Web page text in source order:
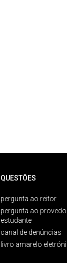
QUESTÕES
pergunta ao reitor
pergunta ao
estudante
canal de denúncias
livro amarelo